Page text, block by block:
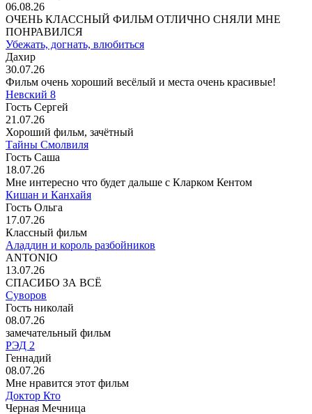
06.08.26
ОЧЕНЬ КЛАССНЫЙ ФИЛЬМ ОТЛИЧНО СНЯЛИ МНЕ
ПОНРАВИЛСЯ
Убежать, догнать, влюбиться
Дахир
30.07.26
Фильм очень хороший весёлый и места очень красивые!
Невский 8
Гость Сергей
21.07.26
Хороший фильм, зачётный
Тайны Смолвиля
Гость Саша
18.07.26
Мне интересно что будет дальше с Кларком Кентом
Кишан и Канхайя
Гость Ольга
17.07.26
Классный фильм
Аладдин и король разбойников
ANTONIO
13.07.26
СПАСИБО ЗА ВСЁ
Суворов
Гость николай
08.07.26
замечательный фильм
РЭД 2
Геннадий
08.07.26
Мне нравится этот фильм
Доктор Кто
Черная Мечница